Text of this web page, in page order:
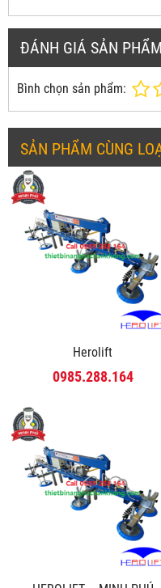
ĐÁNH GIÁ SẢN PHẨM
Bình chọn sản phẩm:
SẢN PHẨM CÙNG
Herolift
0985.288.164